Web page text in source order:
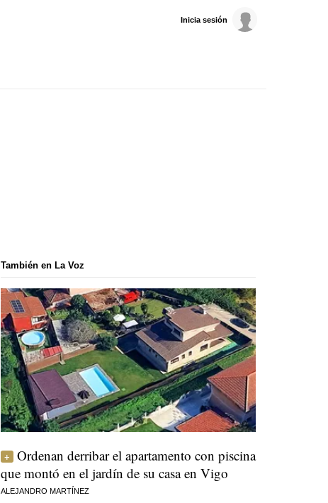
Inicia sesión
También en La Voz
Ordenan derribar el apartamento con piscina
que montó en el jardín de su casa en Vigo
ALEJANDRO MARTÍNEZ